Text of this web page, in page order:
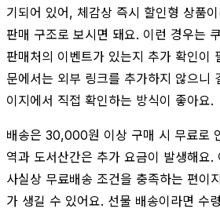
기되어 있어, 체감상 즉시 할인형 상품
판매 구조로 보시면 돼요. 이런 경우는
판매처의 이벤트가 있는지 추가 확인이
문에서는 외부 링크를 추가하지 않으니
이지에서 직접 확인하는 방식이 좋아요.
배송은 30,000원 이상 구매 시 무료로
역과 도서산간은 추가 요금이 발생해요
사실상 무료배송 조건을 충족하는 편이
가 생길 수 있어요. 선물 배송이라면 수